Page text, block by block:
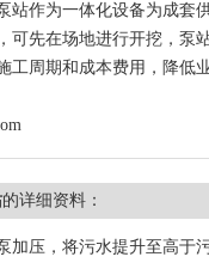
站作为一体化设备为成套
可先在场地进行开挖，泵
工周期和成本费用，降低
的详细资料：
压，将污水提升至高于